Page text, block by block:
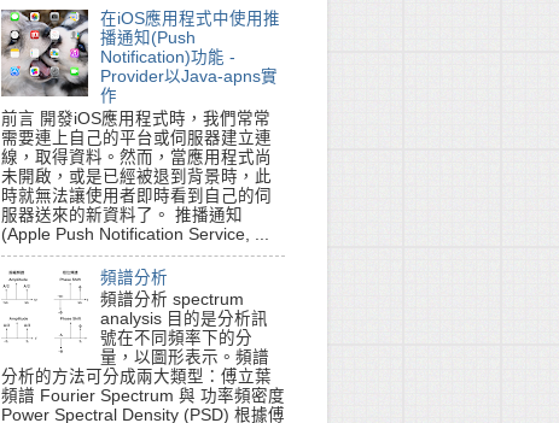
在iOS應用程式中使用推
播通知(Push
Notification)功能 -
Provider以Java-apns實
作
前言 開發iOS應用程式時，我們常常
需要連上自己的平台或伺服器建立連
線，取得資料。然而，當應用程式尚
未開啟，或是已經被退到背景時，此
時就無法讓使用者即時看到自己的伺
服器送來的新資料了。 推播通知
(Apple Push Notification Service, ...
頻譜分析
頻譜分析 spectrum
analysis 目的是分析訊
號在不同頻率下的分
量，以圖形表示。頻譜
分析的方法可分成兩大類型：傅立葉
頻譜 Fourier Spectrum 與 功率頻密度
Power Spectral Density (PSD) 根據傅